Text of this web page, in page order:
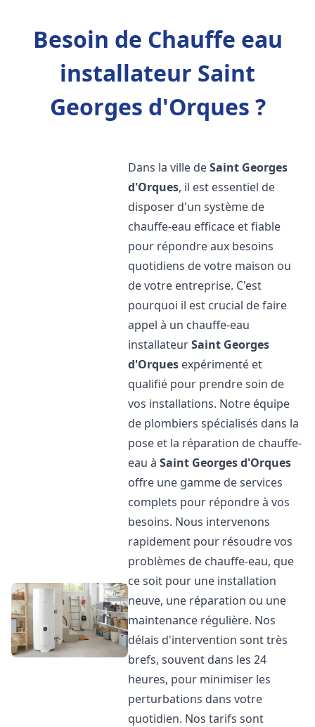
Besoin de Chauffe eau
installateur Saint
Georges d'Orques ?
Dans la ville deSaint Georges
d'Orques, il est essentiel de
disposer d'un système de
chauffe-eau efficace et fiable
pour répondre aux besoins
quotidiens de votre maison ou
de votre entreprise. C'est
pourquoi il est crucial de faire
appel à un chauffe-eau
installateurSaint Georges
d'Orques expérimenté et
qualifié pour prendre soin de
vos installations. Notre équipe
de plombiers spécialisés dans la
pose et la réparation de chauffe-
eau àSaint Georges d'Orques
offre une gamme de services
complets pour répondre à vos
besoins. Nous intervenons
rapidement pour résoudre vos
problèmes de chauffe-eau, que
ce soit pour une installation
neuve, une réparation ou une
maintenance régulière. Nos
délais d'intervention sont très
brefs, souvent dans les 24
heures, pour minimiser les
perturbations dans votre
quotidien. Nos tarifs sont